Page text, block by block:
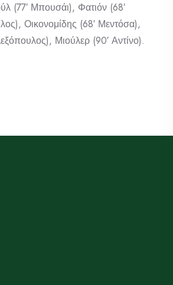
(77′ Μπουσάι), Φατιόν (68′
Οικονομίδης (68′ Μεντόσα),
Μιούλερ (90′ Αντίνο).